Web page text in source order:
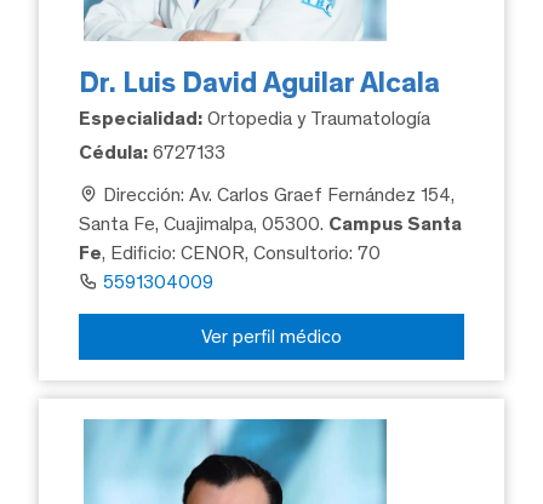
Dr. Luis David Aguilar Alcala
Especialidad: Ortopedia y Traumatología
Cédula: 6727133
Dirección: Av. Carlos Graef Fernández 154,
Santa Fe, Cuajimalpa, 05300. Campus Santa
Fe, Edificio: CENOR, Consultorio: 70
5591304009
Ver perfil médico